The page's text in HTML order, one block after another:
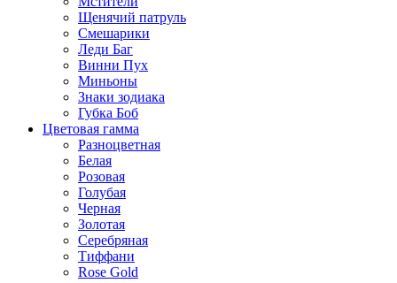
Щенячий патруль
Смешарики
Леди Баг
Винни Пух
Миньоны
Знаки зодиака
Губка Боб
Цветовая гамма
Разноцветная
Белая
Розовая
Голубая
Черная
Золотая
Серебряная
Тиффани
Rose Gold